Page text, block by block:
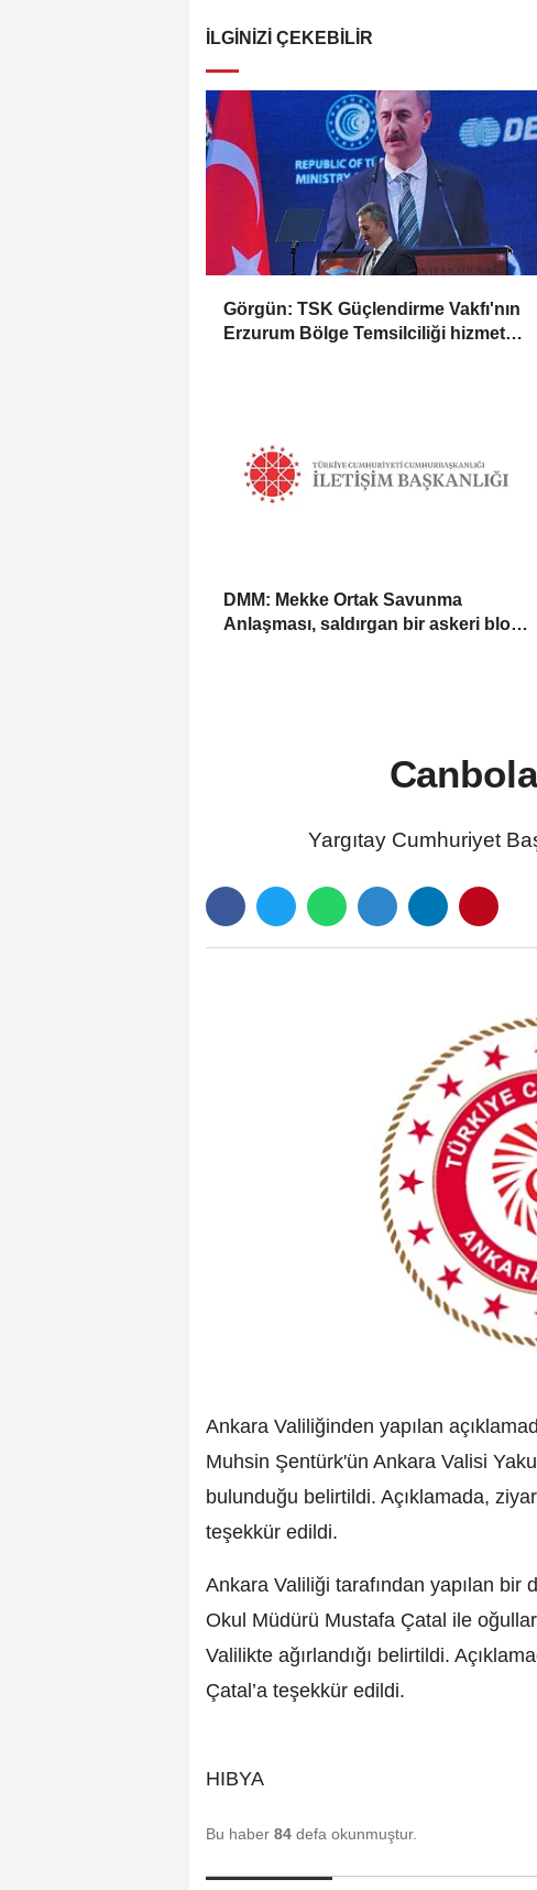
İLGINIZI ÇEKEBILIR
Görgün: TSK Güçlendirme Vakfı'nın
Erzurum Bölge Temsilciliği hizmete
DMM: Mekke Ortak Savunma
Anlaşması, saldırgan bir askeri blok
Yargıtay Cumhuriyet
Ankara Valiliğinden yapılan
Muhsin Şentürk'ün Ankara Valisi
bulunduğu belirtildi. Açıklamada,
teşekkür edildi.
Ankara Valiliği tarafından yapılan bir
Okul Müdürü Mustafa Çatal ile
Valilikte ağırlandığı belirtildi.
Çatal’a teşekkür edildi.
HIBYA
Bu haber 84 defa okunmuştur.